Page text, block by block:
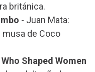
británica.
- Juan Mata:
de Coco
Shaped Women